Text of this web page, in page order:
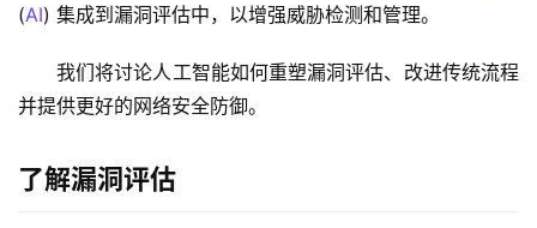
(AI) 集成到漏洞评估中，以增强威胁检测和管理。
我们将讨论人工智能如何重塑漏洞评估、改进传统流程
并提供更好的网络安全防御。
了解漏洞评估